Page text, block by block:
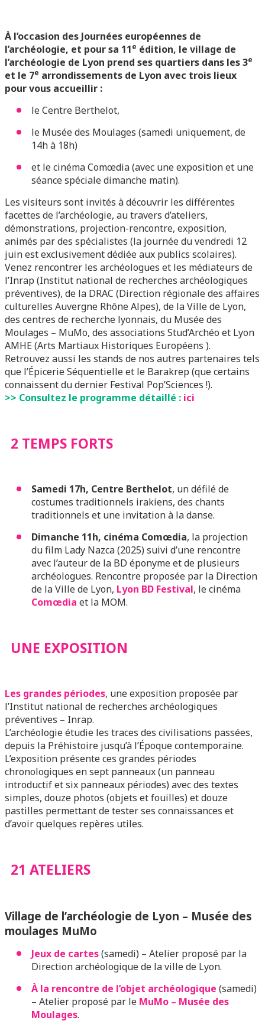
À l’occasion des Journées européennes de
l’archéologie, et pour sa 11e édition, le village de
l’archéologie de Lyon prend ses quartiers dans les 3e
et le 7e arrondissements de Lyon avec trois lieux
pour vous accueillir :
le Centre Berthelot,
le Musée des Moulages (samedi uniquement, de
14h à 18h)
et le cinéma Comœdia (avec une exposition et une
séance spéciale dimanche matin).
Les visiteurs sont invités à découvrir les différentes
facettes de l’archéologie, au travers d’ateliers,
démonstrations, projection-rencontre, exposition,
animés par des spécialistes (la journée du vendredi 12
juin est exclusivement dédiée aux publics scolaires).
Venez rencontrer les archéologues et les médiateurs de
l’Inrap (Institut national de recherches archéologiques
préventives), de la DRAC (Direction régionale des affaires
culturelles Auvergne Rhône Alpes), de la Ville de Lyon,
des centres de recherche lyonnais, du Musée des
Moulages – MuMo, des associations Stud’Archéo et Lyon
AMHE (Arts Martiaux Historiques Européens ).
Retrouvez aussi les stands de nos autres partenaires tels
que l’Épicerie Séquentielle et le Barakrep (que certains
connaissent du dernier Festival Pop’Sciences !).
>> Consultez le programme détaillé : ici
2 TEMPS FORTS
Samedi 17h, Centre Berthelot, un défilé de
costumes traditionnels irakiens, des chants
traditionnels et une invitation à la danse.
Dimanche 11h, cinéma Comœdia, la projection
du film Lady Nazca (2025) suivi d’une rencontre
avec l’auteur de la BD éponyme et de plusieurs
archéologues. Rencontre proposée par la Direction
de la Ville de Lyon, Lyon BD Festival, le cinéma
Comœdia et la MOM.
UNE EXPOSITION
Les grandes périodes, une exposition proposée par
l’Institut national de recherches archéologiques
préventives – Inrap.
L’archéologie étudie les traces des civilisations passées,
depuis la Préhistoire jusqu’à l’Époque contemporaine.
L’exposition présente ces grandes périodes
chronologiques en sept panneaux (un panneau
introductif et six panneaux périodes) avec des textes
simples, douze photos (objets et fouilles) et douze
pastilles permettant de tester ses connaissances et
d’avoir quelques repères utiles.
21 ATELIERS
Village de l’archéologie de Lyon – Musée des
moulages MuMo
Jeux de cartes(samedi) – Atelier proposé par la
Direction archéologique de la ville de Lyon.
À la rencontre de l’objet archéologique (samedi)
– Atelier proposé par le MuMo – Musée des
Moulages.